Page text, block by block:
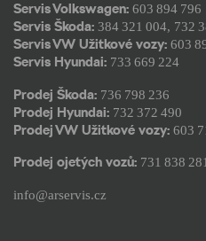
Servis Volkswagen: 603 894 796
Servis Škoda: 384 321 004, 732
Servis VW Užitkové vozy: 603
Servis Hyundai: 733 669 224
Prodej Škoda: 736 798 236
Prodej Hyundai: 732 372 490
Prodej VW Užitkové vozy: 603
Prodej ojetých vozů: 731 838 281
info@arservis.cz